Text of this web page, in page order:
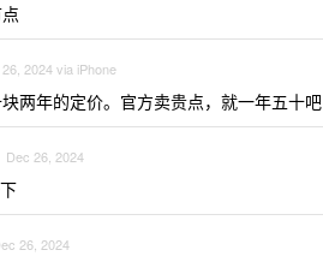
2024 via iPhone
两年的定价。官方卖贵点，就一年五十吧
Dec 26, 2024
26, 2024